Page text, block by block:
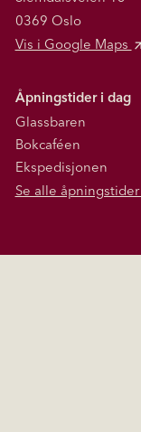
0369 Oslo
Vis i Google Maps
Åpningstider i dag
Glassbaren
Bokcaféen
Ekspedisjonen
Se alle åpningstider